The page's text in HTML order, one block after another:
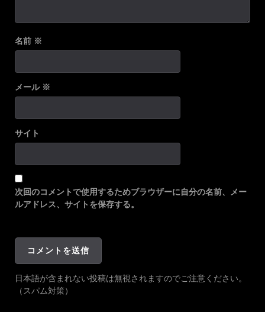
名前 ※
メール ※
サイト
次回のコメントで使用するためブラウザーに自分の名前、メー
ルアドレス、サイトを保存する。
日本語が含まれない投稿は無視されますのでご注意ください。
（スパム対策）